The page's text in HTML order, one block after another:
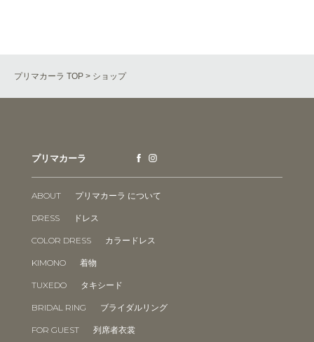
プリマカーラ TOP > ショップ
プリマカーラ
ABOUT プリマカーラ について
DRESS ドレス
COLOR DRESS カラードレス
KIMONO 着物
TUXEDO タキシード
BRIDAL RING ブライダルリング
FOR GUEST 列席者衣裳